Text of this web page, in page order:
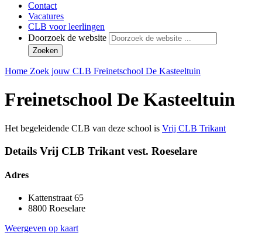
Contact
Vacatures
CLB voor leerlingen
Doorzoek de website
Zoeken
Home Zoek jouw CLB Freinetschool De Kasteeltuin
Freinetschool De Kasteeltuin
Het begeleidende CLB van deze school is Vrij CLB Trikant
Details Vrij CLB Trikant vest. Roeselare
Adres
Kattenstraat 65
8800 Roeselare
Weergeven op kaart